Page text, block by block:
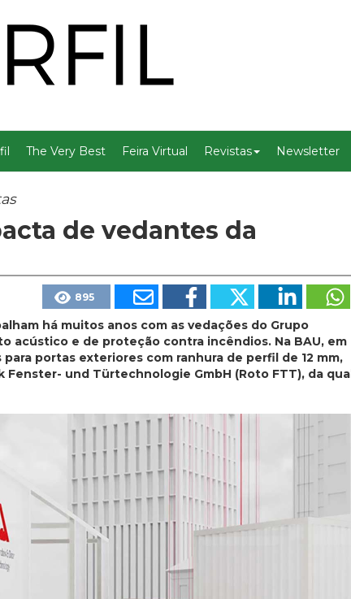
The Very Best Feira Virtual Revistas Newsletter
de vedantes da
895
há muitos anos com as vedações do Grupo
acústico e de proteção contra incêndios. Na BAU, em
portas exteriores com ranhura de perfil de 12 mm,
und Türtechnologie GmbH (Roto FTT), da qual